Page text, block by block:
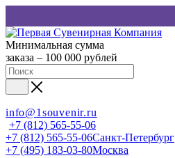
Минимальная сумма
заказа – 100 000 рублей
info@1souvenir.ru
+7 (812) 565-55-06
+7 (812) 565-55-06Санкт-Петербург
+7 (495) 183-03-80Москва